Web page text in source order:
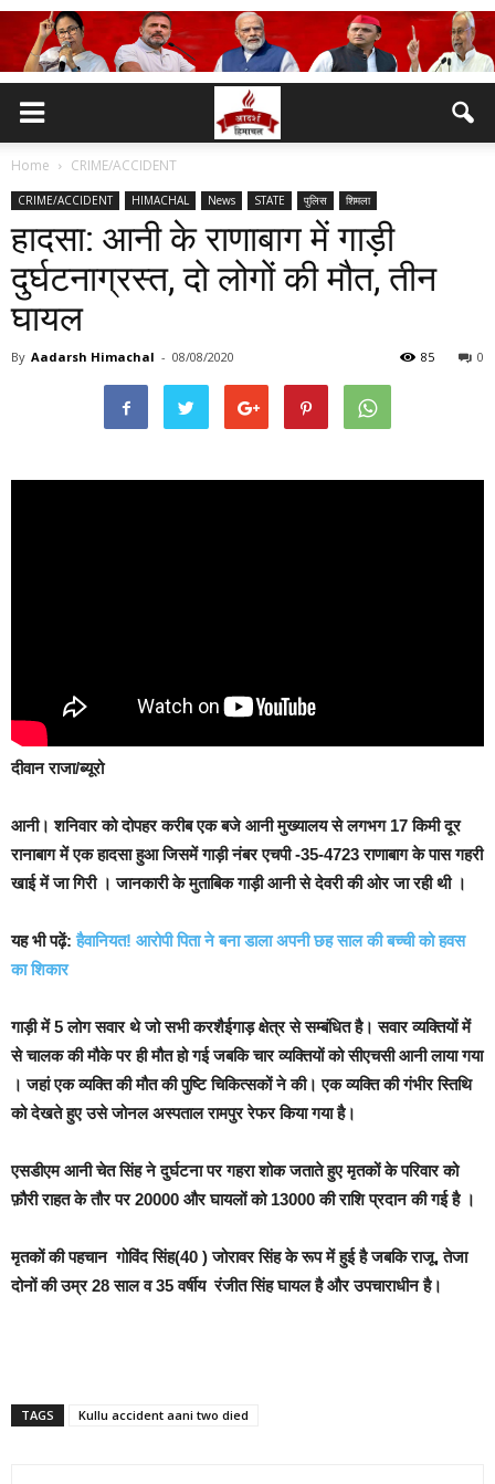
Home CRIME/ACCIDENT
CRIME/ACCIDENT HIMACHAL News STATE पुलिस शिमला
हादसा: आनी के राणाबाग में गाड़ी
दुर्घटनाग्रस्त, दो लोगों की मौत, तीन
घायल
By Aadarsh Himachal - 08/08/2020 0
85
दीवान राजा/ब्यूरो
आनी।शनिवार को दोपहर करीब एक बजे आनी मुख्यालय से लगभग 17 किमी दूर
रानाबाग में एक हादसा हुआ जिसमें गाड़ी नंबर एचपी -35-4723 राणाबाग के पास गहरी
खाई में जा गिरी । जानकारी के मुताबिक गाड़ी आनी से देवरी की ओर जा रही थी ।
यह भी पढ़ें:हैवानियत! आरोपी पिता ने बना डाला अपनी छह साल की बच्ची को हवस
का शिकार
गाड़ी में 5 लोग सवार थे जो सभी करशैईगाड़ क्षेत्र से सम्बंधित है। सवार व्यक्तियों में
से चालक की मौके पर ही मौत हो गई जबकि चार व्यक्तियों को सीएचसी आनी लाया गया
। जहां एक व्यक्ति की मौत की पुष्टि चिकित्सकों ने की। एक व्यक्ति की गंभीर स्तिथि
को देखते हुए उसे जोनल अस्पताल रामपुर रेफर किया गया है।
एसडीएम आनी चेत सिंह ने दुर्घटना पर गहरा शोक जताते हुए मृतकों के परिवार को
फ़ौरी राहत के तौर पर 20000 और घायलों को 13000 की राशि प्रदान की गई है ।
मृतकों की पहचान गोविंद सिंह(40 ) जोरावर सिंह के रूप में हुई है जबकि राजू, तेजा
दोनों की उम्र 28 साल व 35 वर्षीय रंजीत सिंह घायल है और उपचाराधीन है।
TAGS Kullu accident aani two died